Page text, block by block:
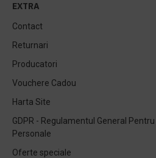
EXTRA
Contact
Returnari
Producatori
Vouchere Cadou
Harta Site
GDPR - Regulamentul General
Personale
Oferte speciale